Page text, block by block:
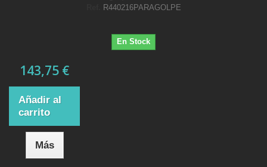
R440216PARAGOLPE
En Stock
143,75 €
Añadir al
carrito
Más